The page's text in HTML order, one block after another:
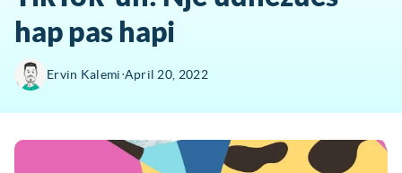
hap pas hapi
Ervin Kalemi∙April 20, 2022